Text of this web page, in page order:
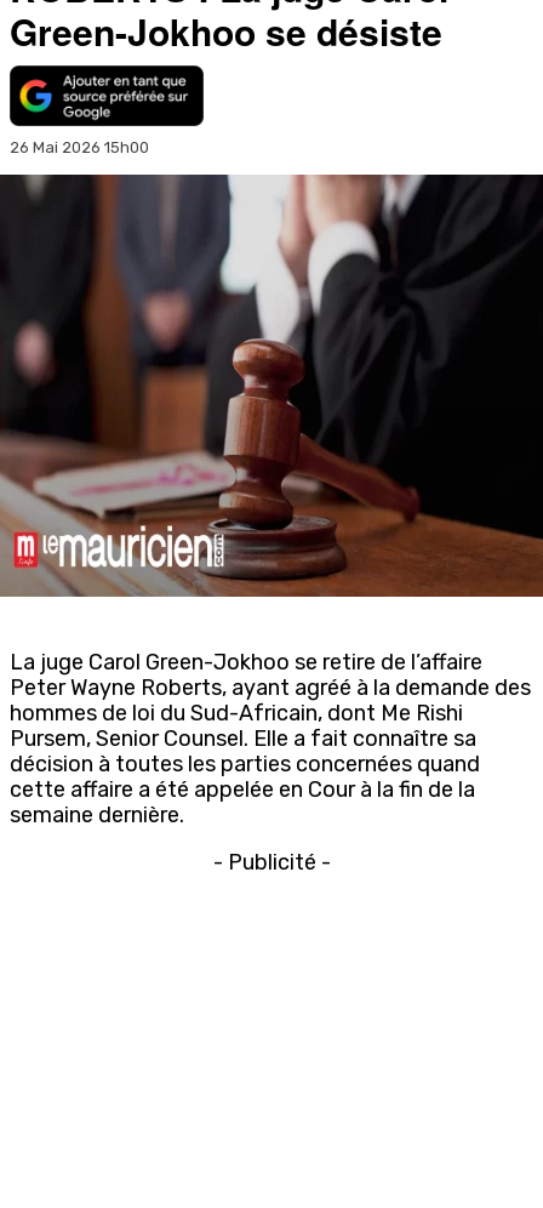
Green-Jokhoo se désiste
26 Mai 2026 15h00
La juge Carol Green-Jokhoo se retire de l’affaire
Peter Wayne Roberts, ayant agréé à la demande des
hommes de loi du Sud-Africain, dont Me Rishi
Pursem, Senior Counsel. Elle a fait connaître sa
décision à toutes les parties concernées quand
cette affaire a été appelée en Cour à la fin de la
semaine dernière.
- Publicité -